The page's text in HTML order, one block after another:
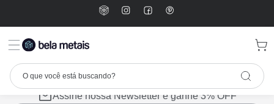
Assine nossa Newsletter e ganhe 3% OFF